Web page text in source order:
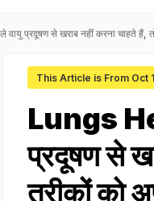
प्रदूषण से खराब नहीं करना चाहते हैं,
This Article is From Oct
Lungs
प्रदूषण से
तरीकों को